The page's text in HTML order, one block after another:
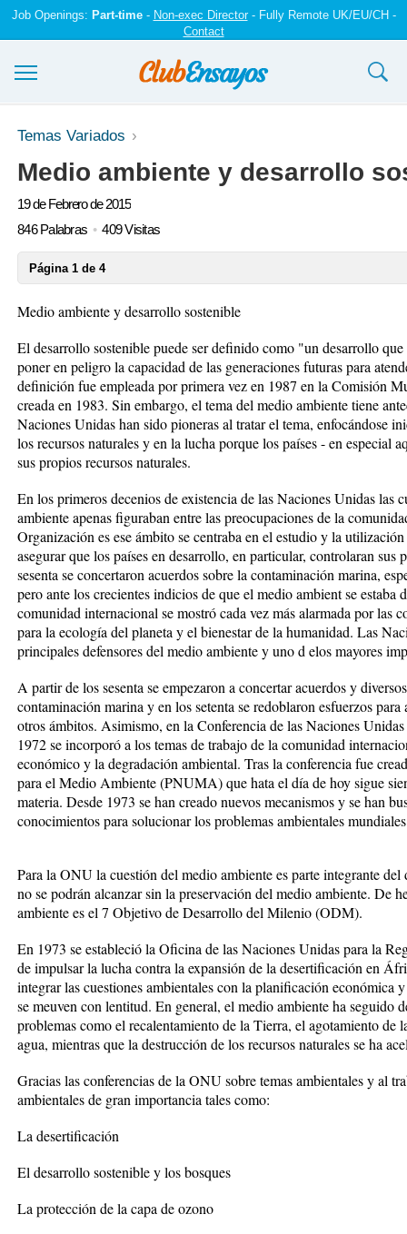
Job Openings: Part-time- Non-exec Director- Fully Remote UK/EU/CH -
Contact
Ensayos y trabajos
Registrarse
Iniciar sesión
Temas Variados
Medio ambiente y desarrollo
19 de Febrero de 2015
846 Palabras
409 Visitas
Página 1 de 4
Medio ambiente y desarrollo sostenible
El desarrollo sostenible puede ser definido como "un desarrollo que
poner en peligro la capacidad de las generaciones futuras para
definición fue empleada por primera vez en 1987 en la Comisión
creada en 1983. Sin embargo, el tema del medio ambiente tiene
Naciones Unidas han sido pioneras al tratar el tema, enfocándose
los recursos naturales y en la lucha porque los países - en especial
sus propios recursos naturales.
En los primeros decenios de existencia de las Naciones Unidas las
ambiente apenas figuraban entre las preocupaciones de la
Organización es ese ámbito se centraba en el estudio y la
asegurar que los países en desarrollo, en particular, controlaran sus
sesenta se concertaron acuerdos sobre la contaminación marina,
pero ante los crecientes indicios de que el medio ambient se estaba
comunidad internacional se mostró cada vez más alarmada por las
para la ecología del planeta y el bienestar de la humanidad. Las
principales defensores del medio ambiente y uno d elos mayores
A partir de los sesenta se empezaron a concertar acuerdos y
contaminación marina y en los setenta se redoblaron esfuerzos
otros ámbitos. Asimismo, en la Conferencia de las Naciones
1972 se incorporó a los temas de trabajo de la comunidad
económico y la degradación ambiental. Tras la conferencia fue
para el Medio Ambiente (PNUMA) que hata el día de hoy sigue
materia. Desde 1973 se han creado nuevos mecanismos y se han
conocimientos para solucionar los problemas ambientales
Para la ONU la cuestión del medio ambiente es parte integrante
no se podrán alcanzar sin la preservación del medio ambiente. De
ambiente es el 7 Objetivo de Desarrollo del Milenio (ODM).
En 1973 se estableció la Oficina de las Naciones Unidas para la
de impulsar la lucha contra la expansión de la desertificación en
integrar las cuestiones ambientales con la planificación económica
se meuven con lentitud. En general, el medio ambiente ha seguido
problemas como el recalentamiento de la Tierra, el agotamiento de
agua, mientras que la destrucción de los recursos naturales se ha
Gracias las conferencias de la ONU sobre temas ambientales y al
ambientales de gran importancia tales como:
La desertificación
El desarrollo sostenible y los bosques
La protección de la capa de ozono